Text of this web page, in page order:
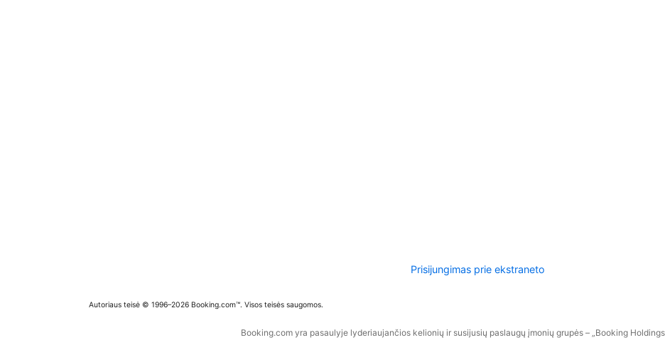
Prisijungimas prie ekstraneto
Autoriaus teisė © 1996–2026 Booking.com™. Visos teisės saugomos.
Booking.com yra pasaulyje lyderiaujančios kelionių ir susijusių paslaugų įmonių grupės – „Booking Holdings